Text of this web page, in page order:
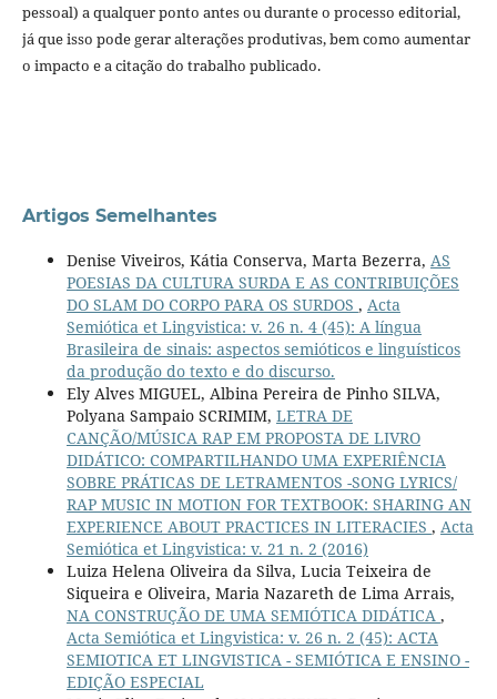
pessoal) a qualquer ponto antes ou durante o processo editorial,
já que isso pode gerar alterações produtivas, bem como aumentar
o impacto e a citação do trabalho publicado.
Artigos Semelhantes
Denise Viveiros, Kátia Conserva, Marta Bezerra, AS
POESIAS DA CULTURA SURDA E AS CONTRIBUIÇÕES
DO SLAM DO CORPO PARA OS SURDOS , Acta
Semiótica et Lingvistica: v. 26 n. 4 (45): A língua
Brasileira de sinais: aspectos semióticos e linguísticos
da produção do texto e do discurso.
Ely Alves MIGUEL, Albina Pereira de Pinho SILVA,
Polyana Sampaio SCRIMIM, LETRA DE
CANÇÃO/MÚSICA RAP EM PROPOSTA DE LIVRO
DIDÁTICO: COMPARTILHANDO UMA EXPERIÊNCIA
SOBRE PRÁTICAS DE LETRAMENTOS -SONG LYRICS/
RAP MUSIC IN MOTION FOR TEXTBOOK: SHARING AN
EXPERIENCE ABOUT PRACTICES IN LITERACIES , Acta
Semiótica et Lingvistica: v. 21 n. 2 (2016)
Luiza Helena Oliveira da Silva, Lucia Teixeira de
Siqueira e Oliveira, Maria Nazareth de Lima Arrais,
NA CONSTRUÇÃO DE UMA SEMIÓTICA DIDÁTICA ,
Acta Semiótica et Lingvistica: v. 26 n. 2 (45): ACTA
SEMIOTICA ET LINGVISTICA - SEMIÓTICA E ENSINO -
EDIÇÃO ESPECIAL